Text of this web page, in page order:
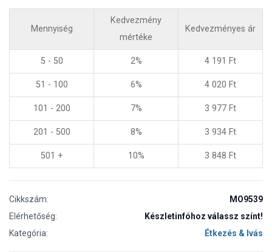
Mennyiség
Kedvezmény
mértéke
Kedvezményes ár
5 - 50 2% 4 191 Ft
51 - 100 6% 4 020 Ft
101 - 200 7% 3 977 Ft
201 - 500 8% 3 934 Ft
501 + 10% 3 848 Ft
Cikkszám:
MO9539
Elérhetőség:
Készletinfóhoz válassz színt!
Kategória:
Étkezés & Ivás